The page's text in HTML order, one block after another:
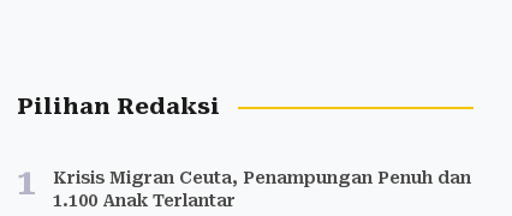
Pilihan Redaksi
1
Krisis Migran Ceuta, Penampungan Penuh dan
1.100 Anak Terlantar